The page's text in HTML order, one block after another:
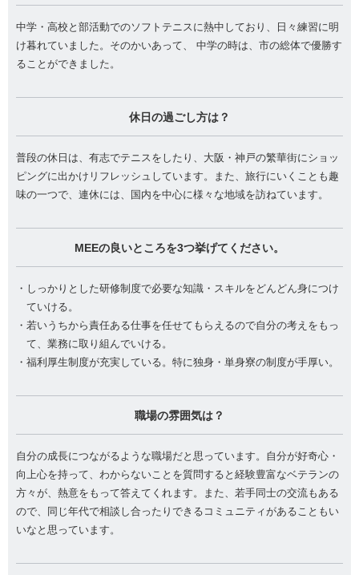
中学・高校と部活動でのソフトテニスに熱中しており、日々練習に明
け暮れていました。そのかいあって、 中学の時は、市の総体で優勝す
ることができました。
休日の過ごし方は？
普段の休日は、有志でテニスをしたり、大阪・神戸の繁華街にショッ
ピングに出かけリフレッシュしています。また、旅行にいくことも趣
味の一つで、連休には、国内を中心に様々な地域を訪ねています。
MEEの良いところを3つ挙げてください。
・しっかりとした研修制度で必要な知識・スキルをどんどん身につけ
ていける。
・若いうちから責任ある仕事を任せてもらえるので自分の考えをもっ
て、業務に取り組んでいける。
・福利厚生制度が充実している。特に独身・単身寮の制度が手厚い。
職場の雰囲気は？
自分の成長につながるような職場だと思っています。自分が好奇心・
向上心を持って、わからないことを質問すると経験豊富なベテランの
方々が、熱意をもって答えてくれます。また、若手同士の交流もある
ので、同じ年代で相談し合ったりできるコミュニティがあることもい
いなと思っています。